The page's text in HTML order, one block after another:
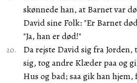
skønnede han, at Barnet var
David sine Folk: "Er Barnet
"Ja, han er død!"
Da rejste David sig fra Jorden,
sig, tog andre Klæder paa og
Hus og bad; saa gik han